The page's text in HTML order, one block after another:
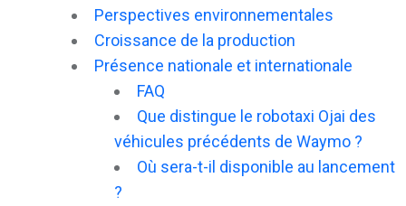
Perspectives environnementales
Croissance de la production
Présence nationale et internationale
FAQ
Que distingue le robotaxi Ojai des
véhicules précédents de Waymo ?
Où sera-t-il disponible au lancement
?